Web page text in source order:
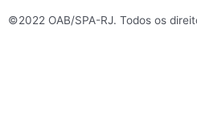
©2022 OAB/SPA-RJ. Todos os